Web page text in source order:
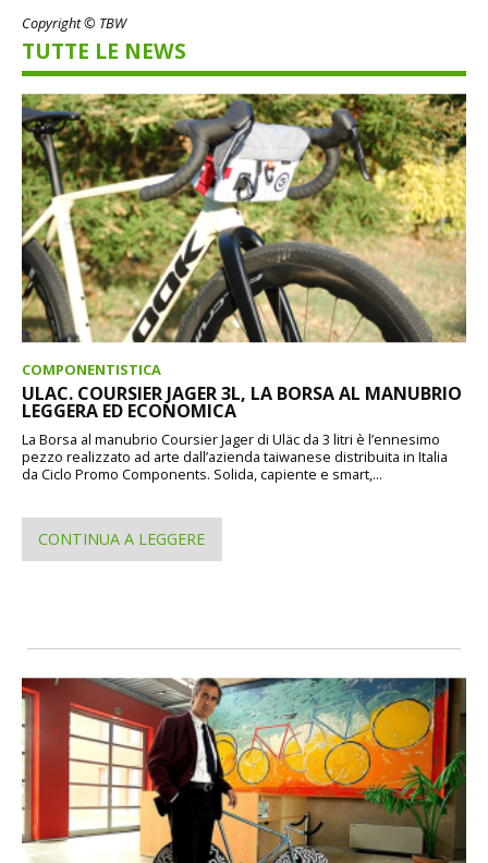
Copyright © TBW
TUTTE LE NEWS
COMPONENTISTICA
ULAC. COURSIER JAGER 3L, LA BORSA AL MANUBRIO
LEGGERA ED ECONOMICA
La Borsa al manubrio Coursier Jager di Uläc da 3 litri è l’ennesimo
pezzo realizzato ad arte dall’azienda taiwanese distribuita in Italia
da Ciclo Promo Components. Solida, capiente e smart,...
CONTINUA A LEGGERE